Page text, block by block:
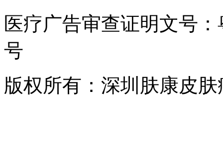
医疗广告审查证明文号
号
版权所有：深圳肤康皮